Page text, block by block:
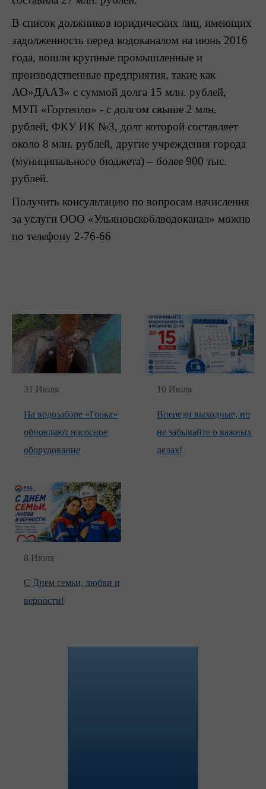
В список должников юридических лиц, имеющих
задолженность перед водоканалом на июнь 2016
года, вошли крупные промышленные и
производственные предприятия, такие как
АО»ДААЗ» с суммой долга 15 млн. рублей,
МУП «Гортепло» - с долгом свыше 2 млн.
рублей, ФКУ ИК №3, долг которой составляет
около 8 млн. рублей, другие учреждения города
(муниципального бюджета) – более 900 тыс.
рублей.
Получить консультацию по вопросам начисления
за услуги ООО «Ульяновскоблводоканал» можно
по телефону 2-76-66
31 Июля
На водозаборе «Горка»
обновляют насосное
оборудование
10 Июля
Впереди выходные, но
не забывайте о важных
делах!
8 Июля
С Днем семьи, любви и
верности!